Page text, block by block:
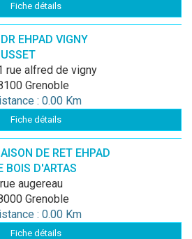
Fiche détails
EHPAD VIGNY
rue alfred de vigny
Grenoble
: 0.00 Km
Fiche détails
DE RET EHPAD
BOIS D'ARTAS
1 rue augereau
Grenoble
: 0.00 Km
Fiche détails